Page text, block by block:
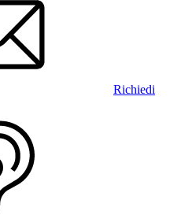
Richiedi